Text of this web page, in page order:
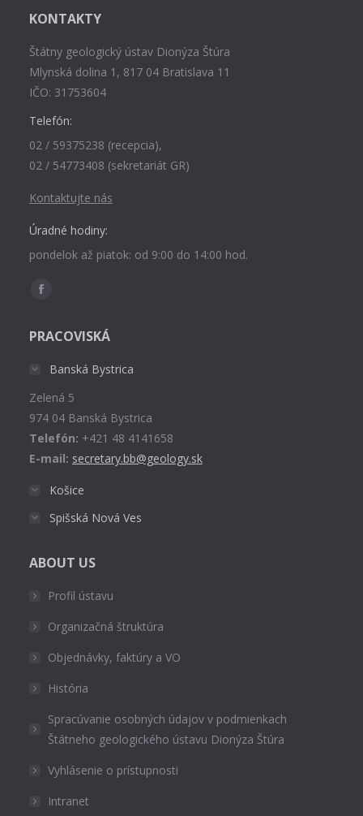
KONTAKTY
Štátny geologický ústav Dionýza Štúra
Mlynská dolina 1, 817 04 Bratislava 11
IČO: 31753604
Telefón:
02 / 59375238 (recepcia),
02 / 54773408 (sekretariát GR)
Kontaktujte nás
Úradné hodiny:
pondelok až piatok: od 9:00 do 14:00 hod.
Find us on:
Facebook
opens
window
PRACOVISKÁ
Banská Bystrica
Zelená 5
974 04 Banská Bystrica
Telefón: +421 48 4141658
E-mail: secretary.bb@geology.sk
Košice
Spišská Nová Ves
ABOUT US
Profil ústavu
Organizačná štruktúra
Objednávky, faktúry a VO
História
Spracúvanie osobných údajov v podmienkach
Štátneho geologického ústavu Dionýza Štúra
Vyhlásenie o prístupnosti
Intranet